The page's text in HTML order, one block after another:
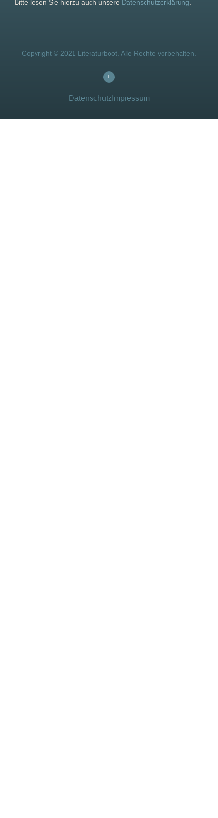
Bitte lesen Sie hierzu auch unsere Datenschutzerklärung
Copyright © 2021 Literaturboot. Alle Rechte vorbehalten.
Datenschutz Impressum